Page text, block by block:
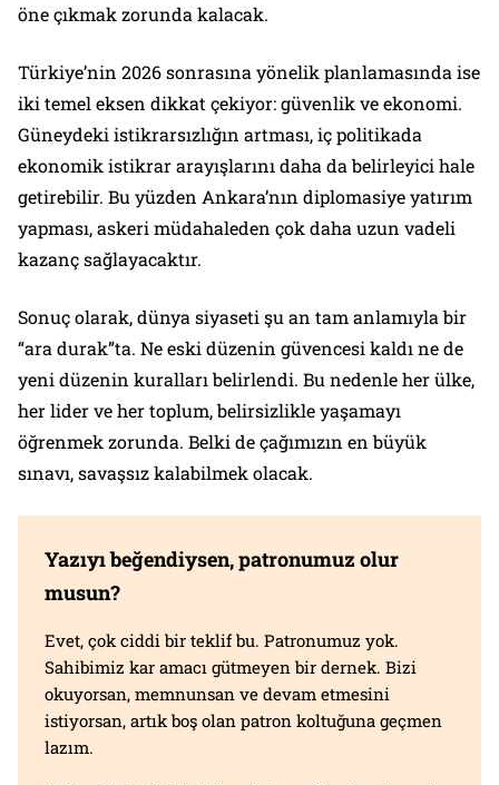
öne çıkmak zorunda kalacak.
Türkiye’nin 2026 sonrasına yönelik planlamasında ise
iki temel eksen dikkat çekiyor: güvenlik ve ekonomi.
Güneydeki istikrarsızlığın artması, iç politikada
ekonomik istikrar arayışlarını daha da belirleyici hale
getirebilir. Bu yüzden Ankara’nın diplomasiye yatırım
yapması, askeri müdahaleden çok daha uzun vadeli
kazanç sağlayacaktır.
Sonuç olarak, dünya siyaseti şu an tam anlamıyla bir
“ara durak”ta. Ne eski düzenin güvencesi kaldı ne de
yeni düzenin kuralları belirlendi. Bu nedenle her ülke,
her lider ve her toplum, belirsizlikle yaşamayı
öğrenmek zorunda. Belki de çağımızın en büyük
sınavı, savaşsız kalabilmek olacak.
Yazıyı beğendiysen, patronumuz olur
musun?
Evet, çok ciddi bir teklif bu. Patronumuz yok.
Sahibimiz kar amacı gütmeyen bir dernek. Bizi
okuyorsan, memnunsan ve devam etmesini
istiyorsan, artık boş olan patron koltuğuna geçmen
lazım.